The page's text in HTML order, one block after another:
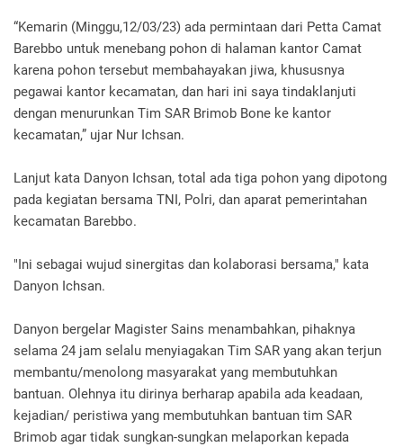
“Kemarin (Minggu,12/03/23) ada permintaan dari Petta Camat
Barebbo untuk menebang pohon di halaman kantor Camat
karena pohon tersebut membahayakan jiwa, khususnya
pegawai kantor kecamatan, dan hari ini saya tindaklanjuti
dengan menurunkan Tim SAR Brimob Bone ke kantor
kecamatan,” ujar Nur Ichsan.
Lanjut kata Danyon Ichsan, total ada tiga pohon yang dipotong
pada kegiatan bersama TNI, Polri, dan aparat pemerintahan
kecamatan Barebbo.
"Ini sebagai wujud sinergitas dan kolaborasi bersama," kata
Danyon Ichsan.
Danyon bergelar Magister Sains menambahkan, pihaknya
selama 24 jam selalu menyiagakan Tim SAR yang akan terjun
membantu/menolong masyarakat yang membutuhkan
bantuan. Olehnya itu dirinya berharap apabila ada keadaan,
kejadian/ peristiwa yang membutuhkan bantuan tim SAR
Brimob agar tidak sungkan-sungkan melaporkan kepada